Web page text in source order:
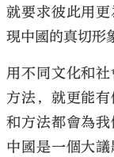
就要求彼此用
現中國的真切形
用不同文化和
方法，就更能
和方法都會為
中國是一個大